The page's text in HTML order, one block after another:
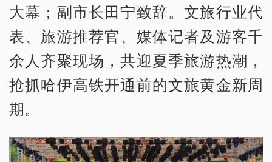
大幕；副市长田宁致辞。文旅行业代
表、旅游推荐官、媒体记者及游客千
余人齐聚现场，共迎夏季旅游热潮，
抢抓哈伊高铁开通前的文旅黄金新周
期。